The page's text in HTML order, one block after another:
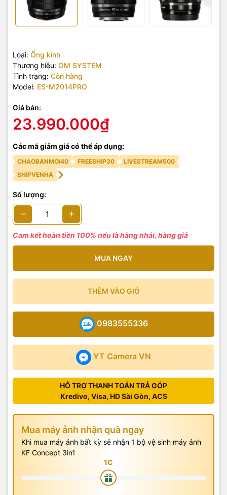
Loại: Ống kính
Thương hiệu: OM SYSTEM
Tình trạng: Còn hàng
Model: ES-M2014PRO
Giá bán:
23.990.000₫
Các mã giảm giá có thể áp dụng:
CHAOBANMOI40 FREESHIP30
LIVESTREAM500
SHIPVENHA
Số lượng:
Cam kết hoàn tiền 100% nếu là hàng nhái, hàng giả
MUA NGAY
THÊM VÀO GIỎ
YT Camera VN
0983555336
HỖ TRỢ THANH TOÁN TRẢ GÓP
Kredivo, Visa, HD Sài Gòn, ACS
Mua máy ảnh nhận quà ngay
Khi mua máy ảnh bất kỳ sẽ nhận 1 bộ vệ sinh máy ảnh
KF Concept 3in1